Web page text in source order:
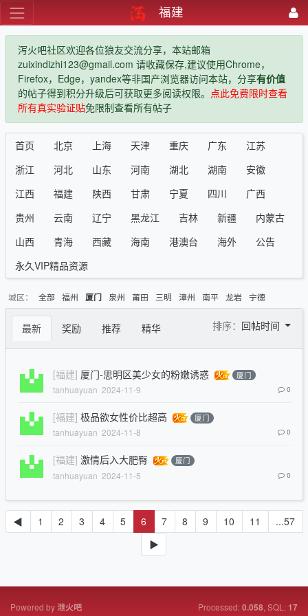
福建
泻火吧社区欢迎各位狼友交流分享，本站邮箱
zuixindizhi123@gmail.com 请收藏保存,建议使用Chrome，
Firefox，Edge，yandex等非国产浏览器访问本站，分享有价值
的帖子得到积分升级后可获取更多阅读权限。 点此免费限时查看
所有真实验证贴免限制查看所有帖子
首页 北京 上海 天津 重庆 广东
江苏
浙江
河北 山东 河南 湖北 湖南
安徽
江西
福建 陕西 甘肃 宁夏 四川
广西
贵州
云南 辽宁 黑龙江 吉林 新疆
内蒙古
山西
青海 西藏 海南 港澳台 海外
公告
永久VIP精品资源
城区： 全部 福州 厦门 泉州 莆田 三明 漳州 南平 龙岩 宁德
最新 奖励 推荐 精华 排序： 回帖时间
[福建] 厦门-思明区美少女的粉嫩诱惑 厦门
tanhuayuan 2024-11-9 0
[福建] 极品欲女性价比超高 厦门
tanhuayuan 2024-11-8 0
[福建] 激情后入大肥臀 厦门
tanhuayuan 2024-11-5 0
◀ 1 2 3 4 5 6 7 8 9 10 11
...57
▶
Powered by泄火吧 Processed:0.058, SQL: 17